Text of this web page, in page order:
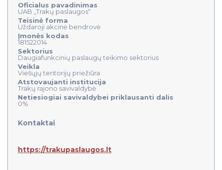
Oficialus pavadinimas
UAB „Trakų paslaugos“
Teisinė forma
Uždaroji akcinė bendrovė
Įmonės kodas
181522014
Sektorius
Daugiafunkcinių paslaugų teikimo sektorius
Veikla
Viešųjų teritorijų priežiūra
Atstovaujanti institucija
Trakų rajono savivaldybė
Netiesiogiai savivaldybei priklausanti dalis
0%
Kontaktai
https://trakupaslaugos.lt